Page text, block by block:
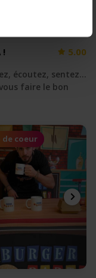
! 5.00
écoutez, sentez...
faire le bon
de coeur